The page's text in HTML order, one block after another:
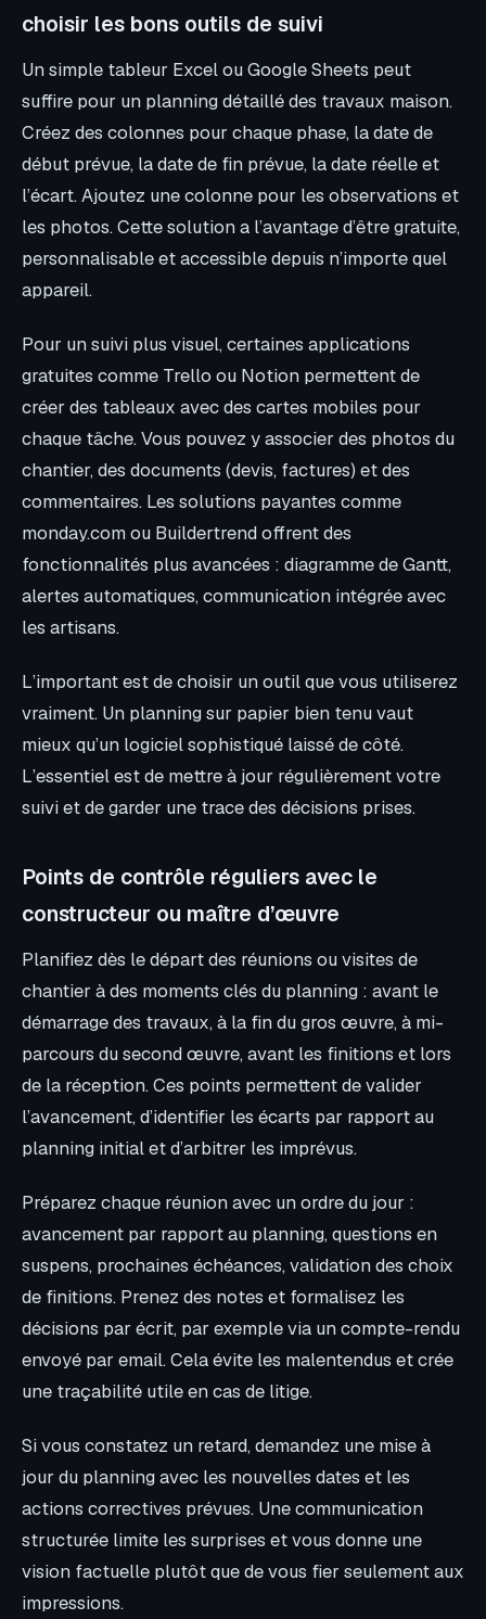
choisir les bons outils de suivi
Un simple tableur Excel ou Google Sheets peut
suffire pour un planning détaillé des travaux maison.
Créez des colonnes pour chaque phase, la date de
début prévue, la date de fin prévue, la date réelle et
l’écart. Ajoutez une colonne pour les observations et
les photos. Cette solution a l’avantage d’être gratuite,
personnalisable et accessible depuis n’importe quel
appareil.
Pour un suivi plus visuel, certaines applications
gratuites comme Trello ou Notion permettent de
créer des tableaux avec des cartes mobiles pour
chaque tâche. Vous pouvez y associer des photos du
chantier, des documents (devis, factures) et des
commentaires. Les solutions payantes comme
monday.com ou Buildertrend offrent des
fonctionnalités plus avancées : diagramme de Gantt,
alertes automatiques, communication intégrée avec
les artisans.
L’important est de choisir un outil que vous utiliserez
vraiment. Un planning sur papier bien tenu vaut
mieux qu’un logiciel sophistiqué laissé de côté.
L’essentiel est de mettre à jour régulièrement votre
suivi et de garder une trace des décisions prises.
Points de contrôle réguliers avec le
constructeur ou maître d’œuvre
Planifiez dès le départ des réunions ou visites de
chantier à des moments clés du planning : avant le
démarrage des travaux, à la fin du gros œuvre, à mi-
parcours du second œuvre, avant les finitions et lors
de la réception. Ces points permettent de valider
l’avancement, d’identifier les écarts par rapport au
planning initial et d’arbitrer les imprévus.
Préparez chaque réunion avec un ordre du jour :
avancement par rapport au planning, questions en
suspens, prochaines échéances, validation des choix
de finitions. Prenez des notes et formalisez les
décisions par écrit, par exemple via un compte-rendu
envoyé par email. Cela évite les malentendus et crée
une traçabilité utile en cas de litige.
Si vous constatez un retard, demandez une mise à
jour du planning avec les nouvelles dates et les
actions correctives prévues. Une communication
structurée limite les surprises et vous donne une
vision factuelle plutôt que de vous fier seulement aux
impressions.